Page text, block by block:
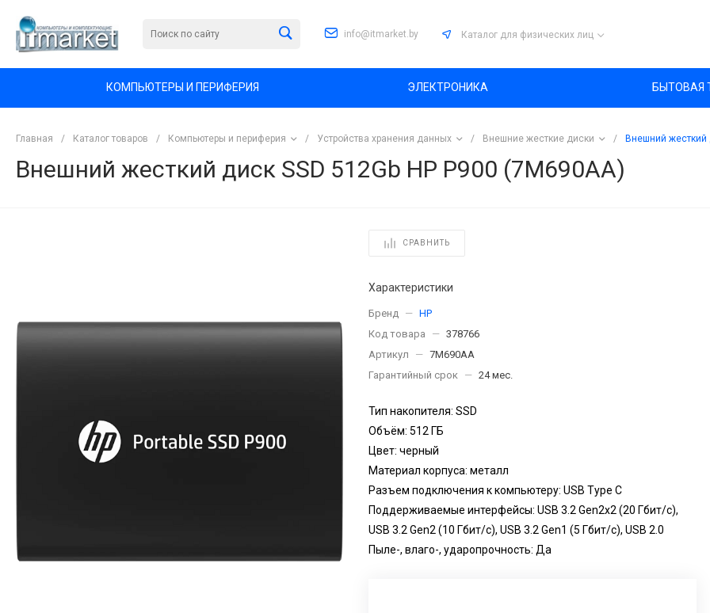
info@itmarket.by Каталог для физических лиц
КОМПЬЮТЕРЫ И ПЕРИФЕРИЯ ЭЛЕКТРОНИКА БЫТОВАЯ
Главная / Каталог товаров / Компьютеры и периферия / Устройства хранения данных / Внешние жесткие диски / Внешний жесткий
Внешний жесткий диск SSD 512Gb HP P900 (7M690AA)
СРАВНИТЬ
Характеристики
Бренд — HP
Код товара
— 378766
Артикул
— 7M690AA
Гарантийный срок
— 24 мес.
Тип накопителя: SSD
Объём: 512 ГБ
Цвет: черный
Материал корпуса: металл
Разъем подключения к компьютеру: USB Type C
Поддерживаемые интерфейсы: USB 3.2 Gen2x2 (20 Гбит/с),
USB 3.2 Gen2 (10 Гбит/с), USB 3.2 Gen1 (5 Гбит/с), USB 2.0
Пыле-, влаго-, ударопрочность: Да